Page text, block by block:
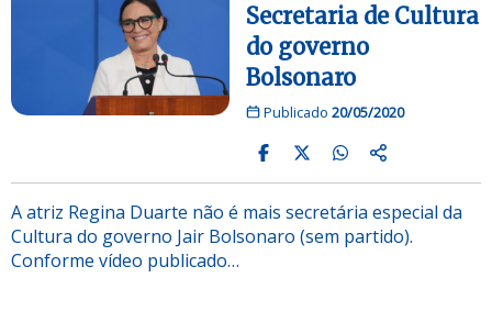
Secretaria de Cultura
do governo
Bolsonaro
Publicado 20/05/2020
A atriz Regina Duarte não é mais secretária especial da
Cultura do governo Jair Bolsonaro (sem partido).
Conforme vídeo publicado…